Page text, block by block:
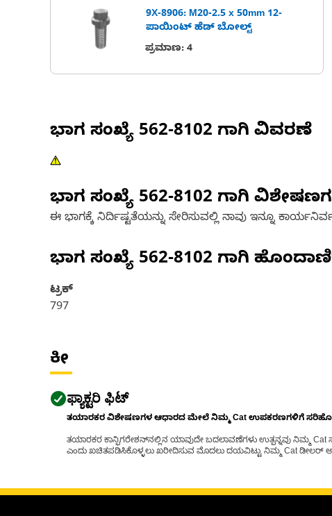
9X-8906: M20-2.5 x 50mm 12-
ಪಾಯಿಂಟ್ ಹೆಡ್ ಬೋಲ್ಟ್
ಪ್ರಮಾಣ: 4
ಭಾಗ ಸಂಖ್ಯೆ 562-8102 ಗಾಗಿ ವಿವರಣೆ
ಭಾಗ ಸಂಖ್ಯೆ 562-8102 ಗಾಗಿ
ಈ ಭಾಗಕ್ಕೆ ನಿರ್ದಿಷ್ಟತೆಯನ್ನು ಸೇರಿಸುವಲ್ಲಿ ನಾವು ಇನ್ನೂ
ಭಾಗ ಸಂಖ್ಯೆ 562-8102 ಗಾಗಿ
ಟ್ರಕ್
797
ಕೀ
ಫ್ಯಾಕ್ಟರಿ ಫಿಟ್
ತಯಾರಕರ ವಿಶೇಷಣಗಳ ಆಧಾರದ ಮೇಲೆ ನಿಮ್ಮ Cat ಉಪಕರಣಗಳಿಗೆ
ತಯಾರಕರ ಕಾನ್ಫಿಗರೇಶನ್‌ನಲ್ಲಿನ ಯಾವುದೇ ಬದಲಾವಣೆಗಳು ಉತ್ಪನ್ನವು ನಿಮ್ಮ
ಎಂದು ಖಚಿತಪಡಿಸಿಕೊಳ್ಳಲು ಖರೀದಿಸುವ ಮೊದಲು ದಯವಿಟ್ಟು ನಿಮ್ಮ Cat ಡೀಲರ್